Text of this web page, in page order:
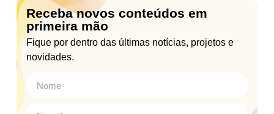
Receba novos conteúdos em
primeira mão
Fique por dentro das últimas notícias, projetos e
novidades.